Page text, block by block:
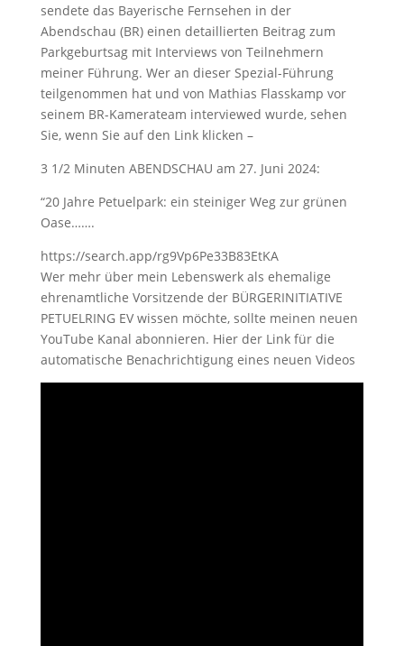
sendete das Bayerische Fernsehen in der
Abendschau (BR) einen detaillierten Beitrag zum
Parkgeburtsag mit Interviews von Teilnehmern
meiner Führung. Wer an dieser Spezial-Führung
teilgenommen hat und von Mathias Flasskamp vor
seinem BR-Kamerateam interviewed wurde, sehen
Sie, wenn Sie auf den Link klicken –
3 1/2 Minuten ABENDSCHAU am 27. Juni 2024:
“20 Jahre Petuelpark: ein steiniger Weg zur grünen
Oase…….
https://search.app/rg9Vp6Pe33B83EtKA
Wer mehr über mein Lebenswerk als ehemalige
ehrenamtliche Vorsitzende der BÜRGERINITIATIVE
PETUELRING EV wissen möchte, sollte meinen neuen
YouTube Kanal abonnieren. Hier der Link für die
automatische Benachrichtigung eines neuen Videos